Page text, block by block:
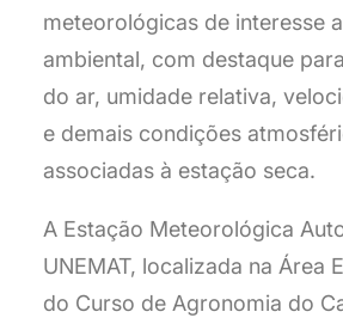
meteorológicas de interesse
ambiental, com destaque
do ar, umidade relativa,
e demais condições
associadas à estação seca.
A Estação Meteorológica
UNEMAT, localizada na Área
do Curso de Agronomia do